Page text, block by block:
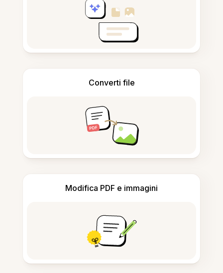
Converti file
Modifica PDF e immagini